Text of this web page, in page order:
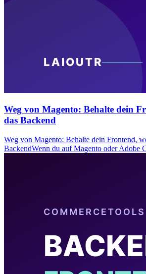
Weg von Magento: Behalte dein
das Backend
Weg von Magento: Behalte dein Frontend,
BackendWenn du auf Magento oder Adobe